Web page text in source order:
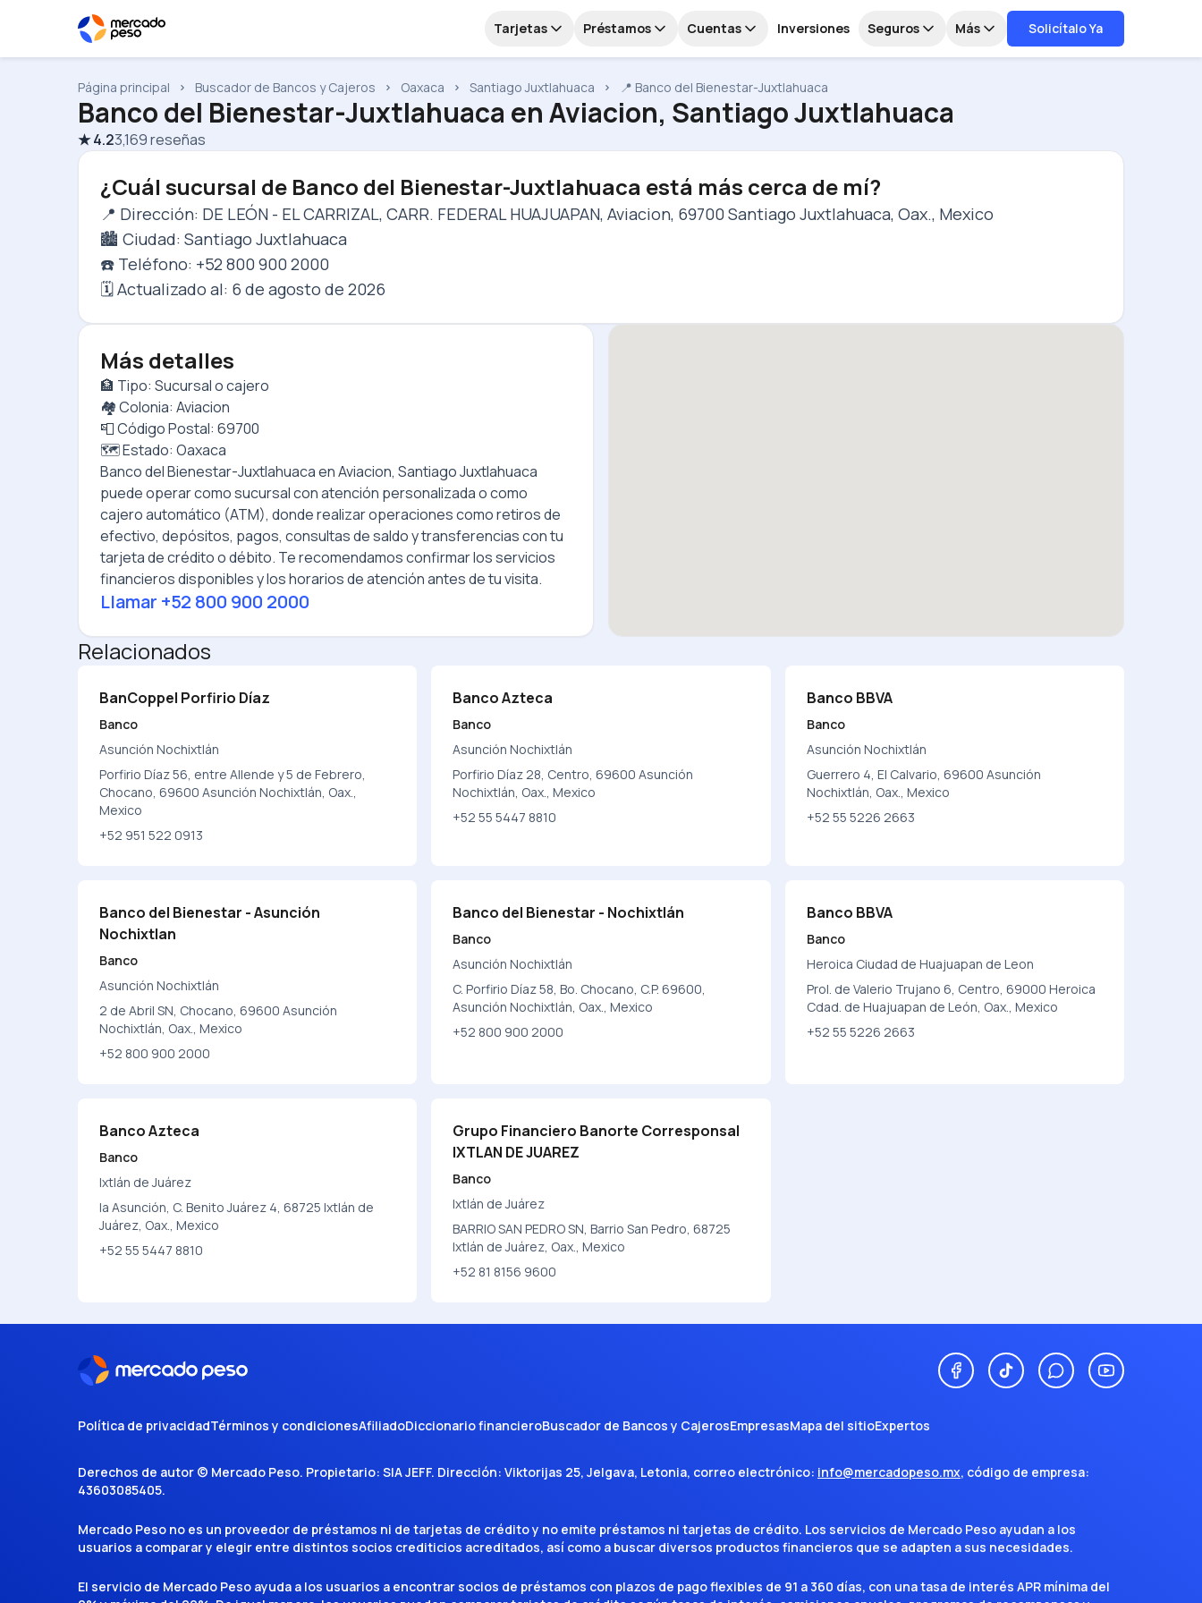
Tarjetas Préstamos Cuentas Inversiones Seguros Más Solicítalo Ya
Página principal Buscador de Bancos y Cajeros Oaxaca Santiago Juxtlahuaca 📍 Banco del Bienestar-Juxtlahuaca
Banco del Bienestar-Juxtlahuaca enAviacion, Santiago Juxtlahuaca
★4.23,169reseñas
¿Cuál sucursal de Banco del Bienestar-Juxtlahuaca está más cerca de mí?
📍 Dirección: DE LEÓN - EL CARRIZAL, CARR. FEDERAL HUAJUAPAN, Aviacion, 69700 Santiago Juxtlahuaca, Oax., Mexico
🏙️ Ciudad: Santiago Juxtlahuaca
☎️ Teléfono: +52 800 900 2000
🗓️ Actualizado al: 6 de agosto de 2026
Más detalles
🏦 Tipo: Sucursal o cajero
🏘️ Colonia: Aviacion
📮 Código Postal: 69700
🗺️ Estado: Oaxaca
Banco del Bienestar-JuxtlahuacaenAviacion, Santiago Juxtlahuaca
puede operar como sucursal con atención personalizada o como
cajero automático (ATM), donde realizar operaciones como retiros de
efectivo, depósitos, pagos, consultas de saldo y transferencias con tu
tarjeta de crédito o débito. Te recomendamos confirmar los servicios
financieros disponibles y los horarios de atención antes de tu visita.
Llamar +52 800 900 2000
Relacionados
BanCoppel Porfirio Díaz
Banco
Asunción Nochixtlán
Porfirio Díaz 56, entre Allende y 5 de Febrero,
Chocano, 69600 Asunción Nochixtlán, Oax.,
Mexico
+52 951 522 0913
Banco Azteca
Banco
Asunción Nochixtlán
Porfirio Díaz 28, Centro, 69600 Asunción
Nochixtlán, Oax., Mexico
+52 55 5447 8810
Banco BBVA
Banco
Asunción Nochixtlán
Guerrero 4, El Calvario, 69600 Asunción
Nochixtlán, Oax., Mexico
+52 55 5226 2663
Banco del Bienestar - Asunción
Nochixtlan
Banco
Asunción Nochixtlán
2 de Abril SN, Chocano, 69600 Asunción
Nochixtlán, Oax., Mexico
+52 800 900 2000
Banco del Bienestar - Nochixtlán
Banco
Asunción Nochixtlán
C. Porfirio Díaz 58, Bo. Chocano, C.P. 69600,
Asunción Nochixtlán, Oax., Mexico
+52 800 900 2000
Banco BBVA
Banco
Heroica Ciudad de Huajuapan de Leon
Prol. de Valerio Trujano 6, Centro, 69000 Heroica
Cdad. de Huajuapan de León, Oax., Mexico
+52 55 5226 2663
Banco Azteca
Banco
Ixtlán de Juárez
la Asunción, C. Benito Juárez 4, 68725 Ixtlán de
Juárez, Oax., Mexico
+52 55 5447 8810
Grupo Financiero Banorte Corresponsal
IXTLAN DE JUAREZ
Banco
Ixtlán de Juárez
BARRIO SAN PEDRO SN, Barrio San Pedro, 68725
Ixtlán de Juárez, Oax., Mexico
+52 81 8156 9600
Política de privacidadTérminos y condicionesAfiliadoDiccionario financieroBuscador de Bancos y CajerosEmpresasMapa del sitioExpertos
Derechos de autor © Mercado Peso. Propietario: SIA JEFF. Dirección: Viktorijas 25, Jelgava, Letonia, correo electrónico: info@mercadopeso.mx, código de empresa:
43603085405.
Mercado Peso no es un proveedor de préstamos ni de tarjetas de crédito y no emite préstamos ni tarjetas de crédito. Los servicios de Mercado Peso ayudan a los
usuarios a comparar y elegir entre distintos socios crediticios acreditados, así como a buscar diversos productos financieros que se adapten a sus necesidades.
El servicio de Mercado Peso ayuda a los usuarios a encontrar socios de préstamos con plazos de pago flexibles de 91 a 360 días, con una tasa de interés APR mínima del